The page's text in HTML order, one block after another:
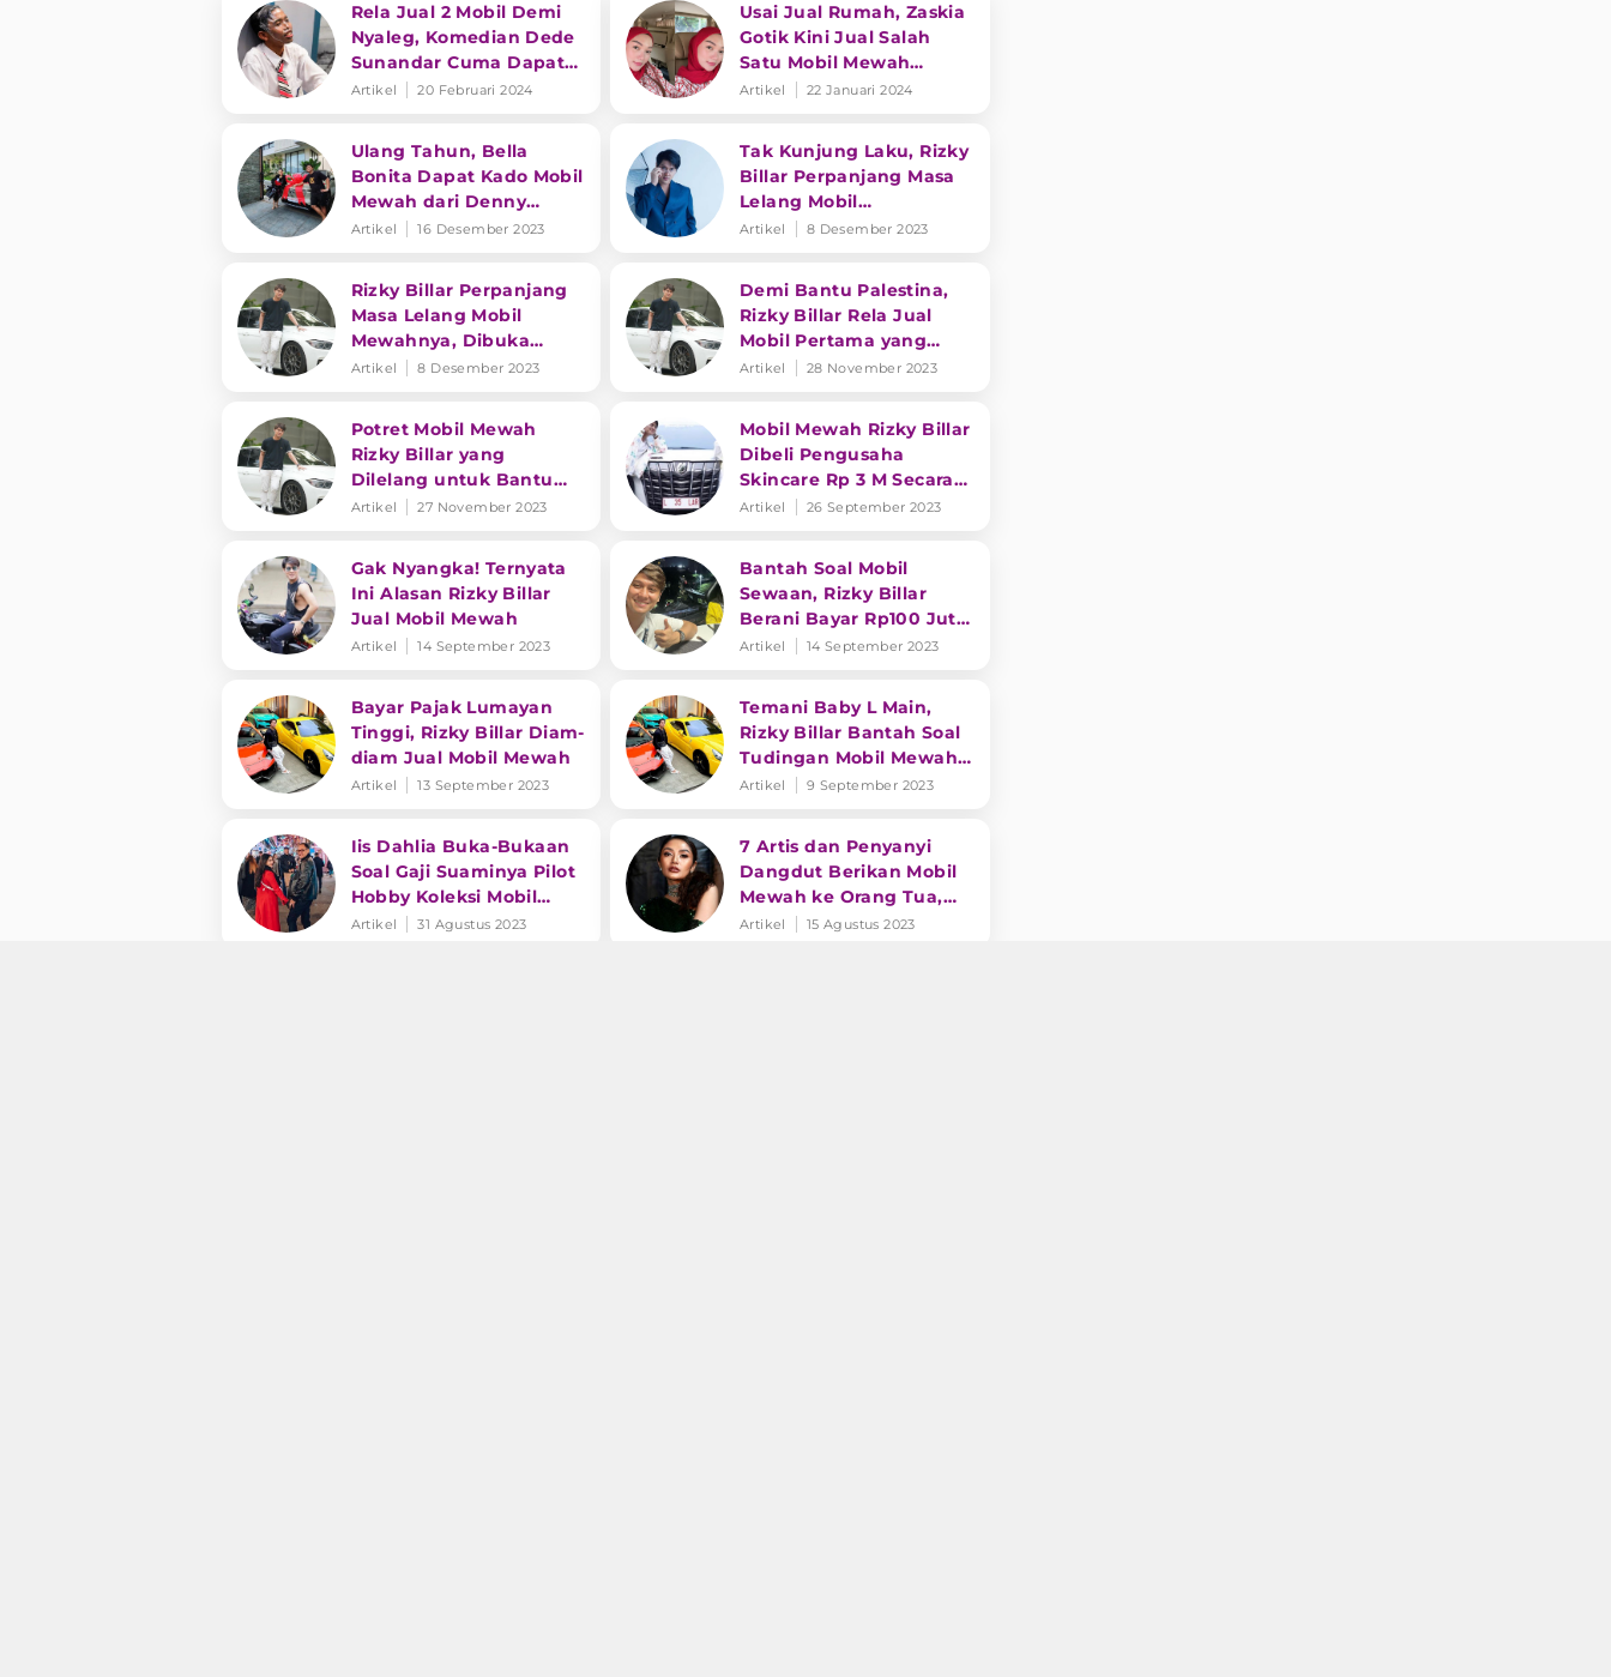
Rela Jual 2 Mobil Demi
Nyaleg, Komedian Dede
Sunandar Cuma Dapat
Sedikit Suara
Artikel 20 Februari 2024
Usai Jual Rumah, Zaskia
Gotik Kini Jual Salah
Satu Mobil Mewah
dengan Harga Ratusan
Artikel 22 Januari 2024
Ulang Tahun, Bella
Bonita Dapat Kado Mobil
Mewah dari Denny
Caknan
Artikel 16 Desember 2023
Tak Kunjung Laku, Rizky
Billar Perpanjang Masa
Lelang Mobil
Kesayangan Demi Bantu
Artikel 8 Desember 2023
Rizky Billar Perpanjang
Masa Lelang Mobil
Mewahnya, Dibuka
dengan Harga Rp500
Artikel 8 Desember 2023
Demi Bantu Palestina,
Rizky Billar Rela Jual
Mobil Pertama yang
Penuh Sejarah
Artikel 28 November 2023
Potret Mobil Mewah
Rizky Billar yang
Dilelang untuk Bantu
Palestina
Artikel 27 November 2023
Mobil Mewah Rizky Billar
Dibeli Pengusaha
Skincare Rp 3 M Secara
Cash, Warganet: Awas
Artikel 26 September 2023
Gak Nyangka! Ternyata
Ini Alasan Rizky Billar
Jual Mobil Mewah
Artikel 14 September 2023
Bantah Soal Mobil
Sewaan, Rizky Billar
Berani Bayar Rp100 Juta
Jika Terbukti
Artikel 14 September 2023
Bayar Pajak Lumayan
Tinggi, Rizky Billar Diam-
diam Jual Mobil Mewah
Artikel 13 September 2023
Temani Baby L Main,
Rizky Billar Bantah Soal
Tudingan Mobil Mewah
Pinjaman
Artikel 9 September 2023
Iis Dahlia Buka-Bukaan
Soal Gaji Suaminya Pilot
Hobby Koleksi Mobil
Antik!
Artikel 31 Agustus 2023
7 Artis dan Penyanyi
Dangdut Berikan Mobil
Mewah ke Orang Tua,
Ada yang Sampai
Artikel 15 Agustus 2023